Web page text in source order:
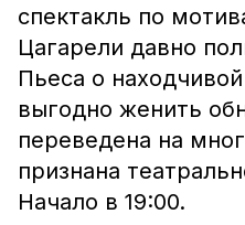
спектакль по
Цагарели давно
Пьеса о
выгодно женить
переведена на
признана
Начало в 19:00.